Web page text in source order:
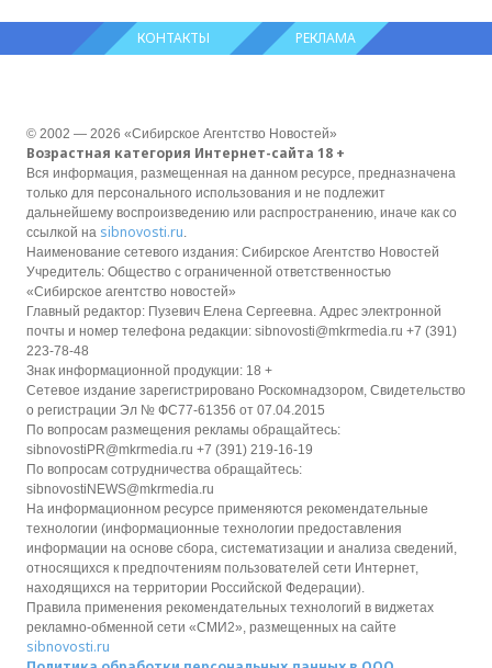
КОНТАКТЫ РЕКЛАМА
© 2002 — 2026 «Сибирское Агентство Новостей»
Возрастная категория Интернет-сайта 18 +
Вся информация, размещенная на данном ресурсе, предназначена
только для персонального использования и не подлежит
дальнейшему воспроизведению или распространению, иначе как со
ссылкой на sibnovosti.ru.
Наименование сетевого издания: Сибирское Агентство Новостей
Учредитель: Общество с ограниченной ответственностью
«Сибирское агентство новостей»
Главный редактор: Пузевич Елена Сергеевна. Адрес электронной
почты и номер телефона редакции: sibnovosti@mkrmedia.ru +7 (391)
223-78-48
Знак информационной продукции: 18 +
Сетевое издание зарегистрировано Роскомнадзором, Свидетельство
о регистрации Эл № ФС77-61356 от 07.04.2015
По вопросам размещения рекламы обращайтесь:
sibnovostiPR@mkrmedia.ru +7 (391) 219-16-19
По вопросам сотрудничества обращайтесь:
sibnovostiNEWS@mkrmedia.ru
На информационном ресурсе применяются рекомендательные
технологии (информационные технологии предоставления
информации на основе сбора, систематизации и анализа сведений,
относящихся к предпочтениям пользователей сети Интернет,
находящихся на территории Российской Федерации).
Правила применения рекомендательных технологий в виджетах
рекламно-обменной сети «СМИ2», размещенных на сайте
sibnovosti.ru